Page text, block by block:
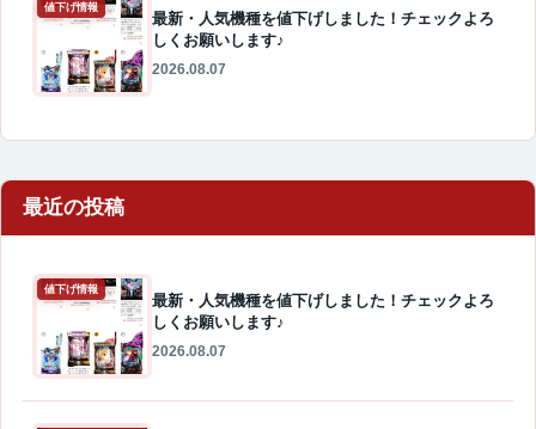
値下げ情報
最新・人気機種を値下げしました！チェックよろ
しくお願いします♪
2026.08.07
最近の投稿
値下げ情報
最新・人気機種を値下げしました！チェックよろ
しくお願いします♪
2026.08.07